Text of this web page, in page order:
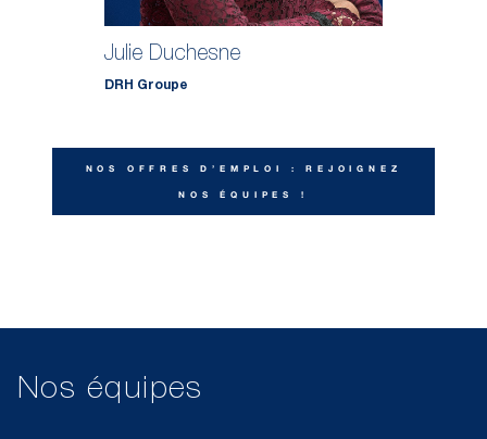
Julie Duchesne
DRH Groupe
NOS OFFRES D’EMPLOI : REJOIGNEZ
NOS ÉQUIPES !
Nos équipes